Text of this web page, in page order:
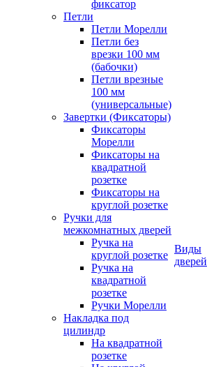
фиксатор
Петли
Петли Морелли
Петли без
врезки 100 мм
(бабочки)
Петли врезные
100 мм
(универсальные)
Завертки (Фиксаторы)
Фиксаторы
Морелли
Фиксаторы на
квадратной
розетке
Фиксаторы на
круглой розетке
Ручки для
межкомнатных дверей
Ручка на
круглой розетке
Ручка на
квадратной
розетке
Ручки Морелли
Накладка под
цилиндр
На квадратной
розетке
Виды
дверей